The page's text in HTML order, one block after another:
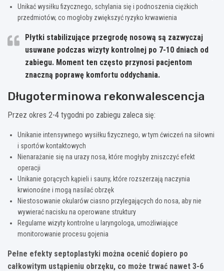
Unikać wysiłku fizycznego, schylania się i podnoszenia ciężkich
przedmiotów, co mogłoby zwiększyć ryzyko krwawienia
Płytki stabilizujące przegrodę nosową są zazwyczaj
usuwane podczas wizyty kontrolnej po 7-10 dniach od
zabiegu. Moment ten często przynosi pacjentom
znaczną poprawę komfortu oddychania.
Długoterminowa rekonwalescencja
Przez okres 2-4 tygodni po zabiegu zaleca się:
Unikanie intensywnego wysiłku fizycznego, w tym ćwiczeń na siłowni
i sportów kontaktowych
Nienarażanie się na urazy nosa, które mogłyby zniszczyć efekt
operacji
Unikanie gorących kąpieli i sauny, które rozszerzają naczynia
krwionośne i mogą nasilać obrzęk
Niestosowanie okularów ciasno przylegających do nosa, aby nie
wywierać nacisku na operowane struktury
Regularne wizyty kontrolne u laryngologa, umożliwiające
monitorowanie procesu gojenia
Pełne efekty septoplastyki można ocenić dopiero po
całkowitym ustąpieniu obrzęku, co może trwać nawet 3-6